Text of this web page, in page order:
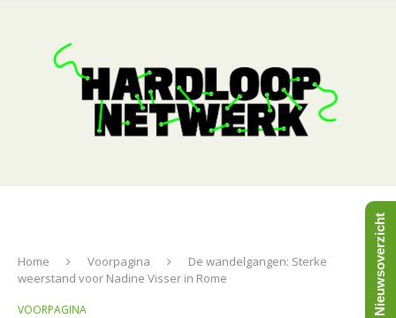
Home Voorpagina
De wandelgangen: Sterke
weerstand voor Nadine Visser in Rome
VOORPAGINA Nieuwsoverzicht